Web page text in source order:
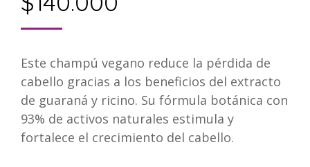
Este champú vegano reduce la pérdida de
cabello gracias a los beneficios del extracto
de guaraná y ricino. Su fórmula botánica con
93% de activos naturales estimula y
fortalece el crecimiento del cabello.